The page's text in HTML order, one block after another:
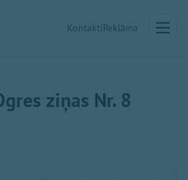
KontaktiReklāma
ziņas Nr. 8